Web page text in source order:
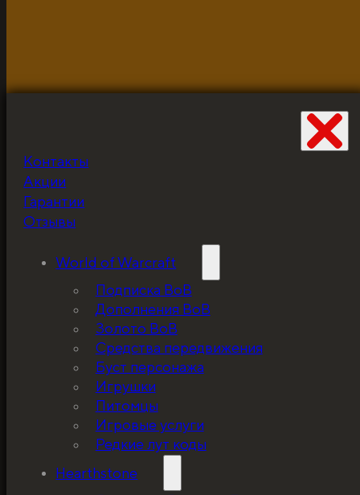
Контакты
Акции
Гарантии
Отзывы
World of Warcraft
Подписка ВоВ
Дополнения ВоВ
Золото ВоВ
Средства передвижения
Буст персонажа
Игрушки
Питомцы
Игровые услуги
Редкие лут коды
Hearthstone